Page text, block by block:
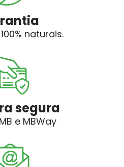
naturais.
segura
e MBWay